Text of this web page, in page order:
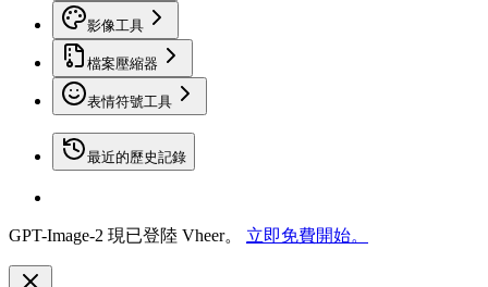
影像工具
檔案壓縮器
表情符號工具
最近的歷史記錄
GPT-Image-2 現已登陸 Vheer。 立即免費開始。